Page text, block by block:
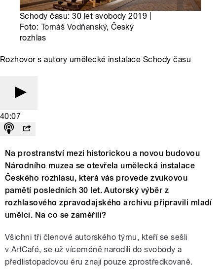
Schody času: 30 let svobody 2019 |
Foto: Tomáš Vodňanský, Český
rozhlas
Rozhovor s autory umělecké instalace Schody času
40:07
Na prostranství mezi historickou a novou budovou
Národního muzea se otevřela umělecká instalace
Českého rozhlasu, která vás provede zvukovou
pamětí posledních 30 let. Autorský výběr z
rozhlasového zpravodajského archivu připravili mladí
umělci. Na co se zaměřili?
Všichni tři členové autorského týmu, kteří se sešli
v ArtCafé, se už víceméně narodili do svobody a
předlistopadovou éru znají pouze zprostředkovaně.